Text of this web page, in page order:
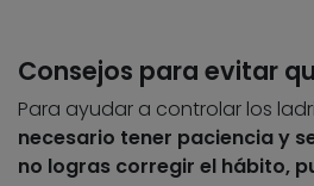
Consejos para evitar
Para ayudar a controlar los
necesario tener paciencia y
no logras corregir el hábito,